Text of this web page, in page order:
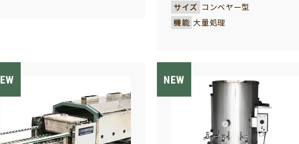
必要がなくカラッと、そのまま
潔に収納することができます。
サイズ コンベヤー型
機能 大量処理